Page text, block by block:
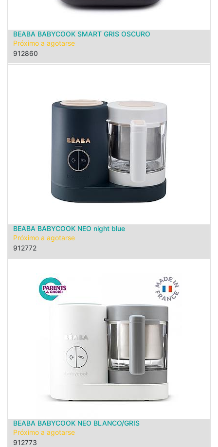
BEABA BABYCOOK SMART GRIS OSCURO
Próximo a agotarse
912860
BEABA BABYCOOK NEO night blue
Próximo a agotarse
912772
BEABA BABYCOOK NEO BLANCO/GRIS
Próximo a agotarse
912773